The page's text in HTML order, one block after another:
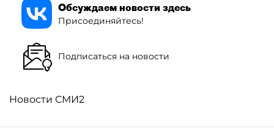
Обсуждаем новости здесь
Присоединяйтесь!
Подписаться на новости
Новости СМИ2